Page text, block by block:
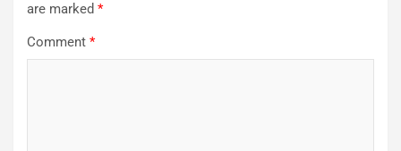
are marked *
Comment *